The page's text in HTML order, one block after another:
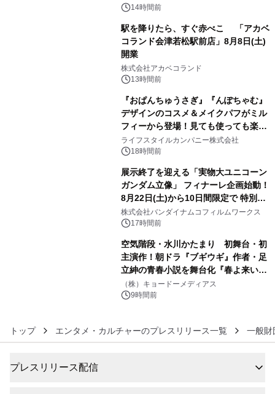
14時間前
駅を降りたら、すぐ赤べこ 「アカベ
コランド会津若松駅前店」8月8日(土)
開業
株式会社アカベコランド
13時間前
『おぱんちゅうさぎ』『んぽちゃむ』
デザインのコスメ＆メイクパフがミル
フィーから登場！見ても使っても楽し
い、ポップでキュートなコレクショ
ン。
ライフスタイルカンパニー株式会社
18時間前
展示終了を迎える「実物大ユニコーン
ガンダム立像」 フィナーレ企画始動！
8月22日(土)から10日間限定で 特別映
像『UNICORN GUNDAM Statue ―
BEYOND POSSIBILITY ―』を上映！
株式会社バンダイナムコフィルムワークス
17時間前
空気階段・水川かたまり 初舞台・初
主演作！朝ドラ『ブギウギ』作者・足
立紳の青春小説を舞台化『春よ来い、
マジで来い』キービジュアル解禁！
（株）キョードーメディアス
9時間前
トップ エンタメ・カルチャーのプレスリリース一覧 一般財
プレスリリース配信